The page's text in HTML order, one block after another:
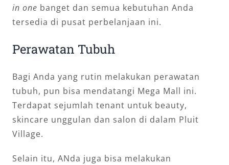
in one banget dan semua kebutuhan Anda
tersedia di pusat perbelanjaan ini.
Perawatan Tubuh
Bagi Anda yang rutin melakukan perawatan
tubuh, pun bisa mendatangi Mega Mall ini.
Terdapat sejumlah tenant untuk beauty,
skincare unggulan dan salon di dalam Pluit
Village.
Selain itu, ANda juga bisa melakukan